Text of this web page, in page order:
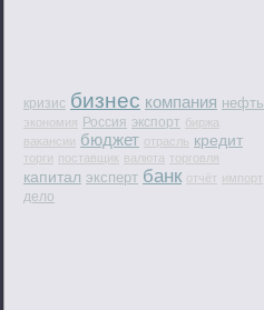
кризис бизнес компания нефть
экономия Россия экспорт биржа
вакансии бюджет отрасль кредит
торги поставщик валюта торговля
капитал эксперт банк отчёт импорт
дело